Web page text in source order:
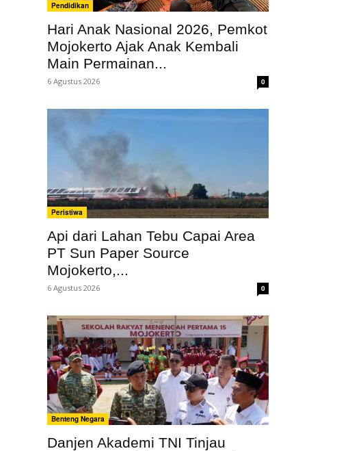
Pendidikan
Hari Anak Nasional 2026, Pemkot
Mojokerto Ajak Anak Kembali
Main Permainan...
6 Agustus 2026 0
Peristiwa
Api dari Lahan Tebu Capai Area
PT Sun Paper Source
Mojokerto,...
6 Agustus 2026 0
Benteng Negara
Danjen Akademi TNI Tinjau